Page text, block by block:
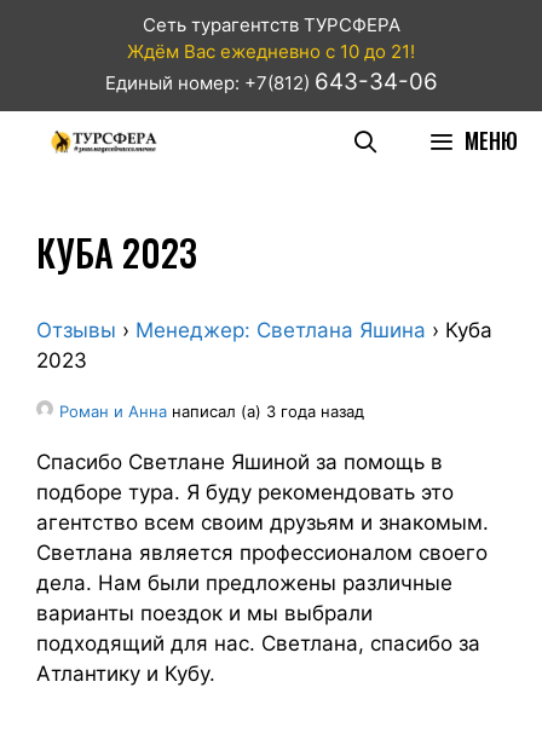
Сеть турагентств ТУРСФЕРА
Ждём Вас ежедневно с 10 до 21!
Единый номер: +7(812) 643-34-06
МЕНЮ
КУБА 2023
Отзывы › Менеджер: Светлана Яшина › Куба
2023
Роман и Анна написал (а) 3 года назад
Спасибо Светлане Яшиной за помощь в
подборе тура. Я буду рекомендовать это
агентство всем своим друзьям и знакомым.
Светлана является профессионалом своего
дела. Нам были предложены различные
варианты поездок и мы выбрали
подходящий для нас. Светлана, спасибо за
Атлантику и Кубу.